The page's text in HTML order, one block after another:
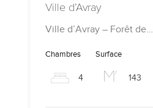
Ville d’Avray
Ville d’Avray – Forêt de…
Chambres
4
Surface
143